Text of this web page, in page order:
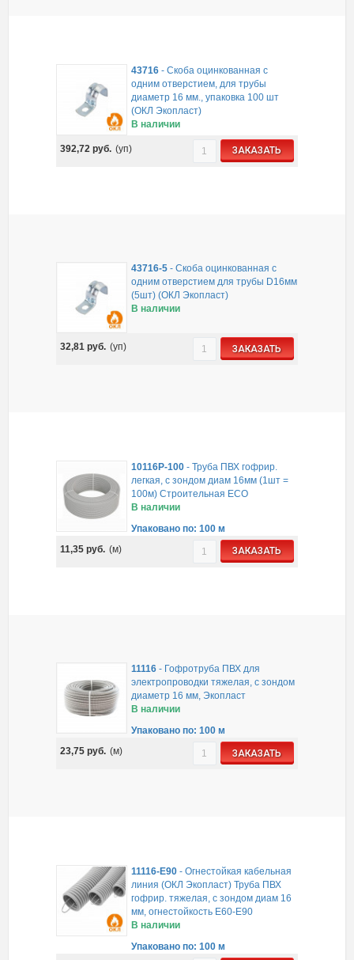
43716 -Скоба оцинкованная с
одним отверстием, для трубы
диаметр 16 мм., упаковка 100 шт
(ОКЛ Экопласт)
В наличии
392,72руб. (уп) ЗАКАЗАТЬ
43716-5 -Скоба оцинкованная с
одним отверстием для трубы D16мм
(5шт) (ОКЛ Экопласт)
В наличии
32,81руб. (уп) ЗАКАЗАТЬ
10116P-100 -Труба ПВХ гофрир.
легкая, с зондом диам 16мм (1шт =
100м) Строительная ECO
В наличии
Упаковано по: 100 м
11,35руб. (м) ЗАКАЗАТЬ
11116 - Гофротруба ПВХ для
электропроводки тяжелая, с зондом
диаметр 16 мм, Экопласт
В наличии
Упаковано по: 100 м
23,75руб. (м) ЗАКАЗАТЬ
11116-E90 -Огнестойкая кабельная
линия (ОКЛ Экопласт) Труба ПВХ
гофрир. тяжелая, с зондом диам 16
мм, огнестойкость E60-E90
В наличии
Упаковано по: 100 м